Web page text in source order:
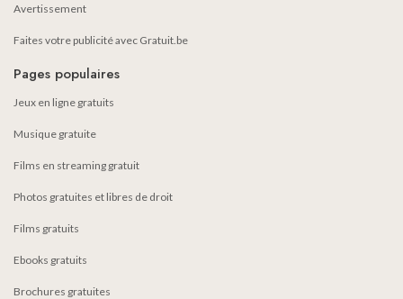
Avertissement
Faites votre publicité avec Gratuit.be
Pages populaires
Jeux en ligne gratuits
Musique gratuite
Films en streaming gratuit
Photos gratuites et libres de droit
Films gratuits
Ebooks gratuits
Brochures gratuites